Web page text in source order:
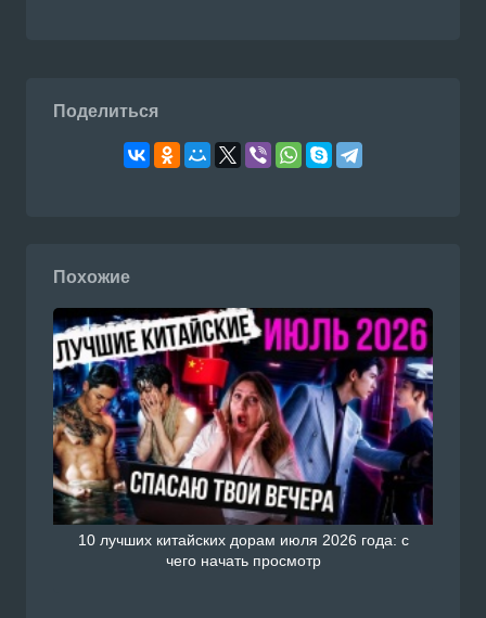
Поделиться
Похожие
10 лучших китайских дорам июля 2026 года: с
чего начать просмотр